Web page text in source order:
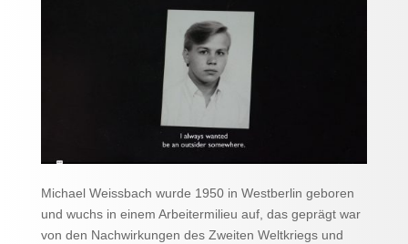
Michael Weissbach wurde 1950 in Westberlin geboren
und wuchs in einem Arbeitermilieu auf, das geprägt war
von den Nachwirkungen des Zweiten Weltkriegs und